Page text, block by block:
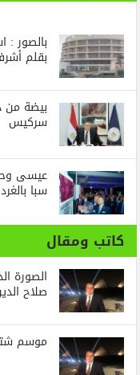
بالصور :
بقلم
بيضة من
سركيس
عيسى
سبا
كاتب ومقال
الصورة
صلاح
موسم